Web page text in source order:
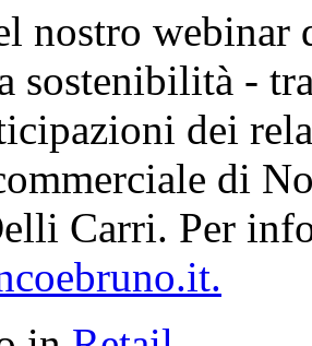
nostro
sostenibilità -
dei
di
Carri. Per